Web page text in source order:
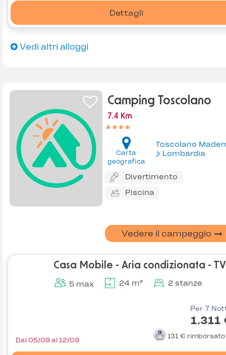
Dettagli
Vedi altri alloggi
Camping Toscolano
7.4 Km
Carta
geografica
Toscolano
Lombardia
Divertimento
Piscina
Vedere il campeggio
Casa Mobile - Aria condizionata - TV
5 max 24 m² 2 stanze
Per 7
1.311
131 € rimborsato
Dal 05/09 al 12/09